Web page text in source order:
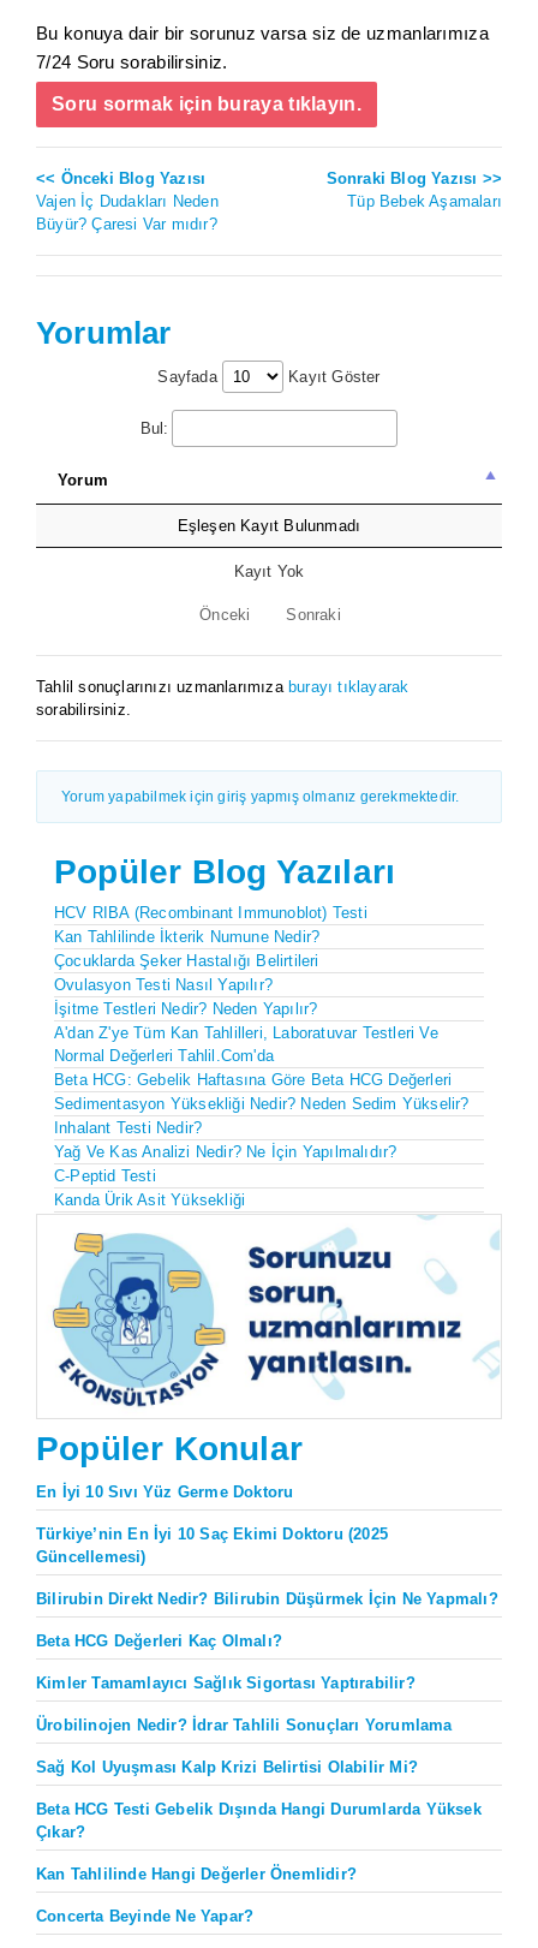
Bu konuya dair bir sorunuz varsa siz de uzmanlarımıza
7/24 Soru sorabilirsiniz.
Soru sormak için buraya tıklayın.
<< Önceki Blog Yazısı
Vajen İç Dudakları Neden
Büyür? Çaresi Var mıdır?
Sonraki Blog Yazısı >>
Tüp Bebek Aşamaları
Yorumlar
Sayfada Kayıt Göster
Bul:
Yorum
Eşleşen Kayıt Bulunmadı
Kayıt Yok
Önceki Sonraki
Tahlil sonuçlarınızı uzmanlarımıza burayı tıklayarak
sorabilirsiniz.
Yorum yapabilmek için giriş yapmış olmanız gerekmektedir.
Popüler Blog Yazıları
HCV RIBA (recombinant Immunoblot) Testi
Kan Tahlilinde İkterik Numune Nedir?
Çocuklarda Şeker Hastalığı Belirtileri
Ovulasyon Testi Nasıl Yapılır?
İşitme Testleri Nedir? Neden Yapılır?
A'dan Z'ye Tüm Kan Tahlilleri, Laboratuvar Testleri Ve
Normal Değerleri Tahlil.com'da
Beta HCG: Gebelik Haftasına Göre Beta HCG Değerleri
Sedimentasyon Yüksekliği Nedir? Neden Sedim Yükselir?
Inhalant Testi Nedir?
Yağ Ve Kas Analizi Nedir? Ne İçin Yapılmalıdır?
C-Peptid Testi
Kanda Ürik Asit Yüksekliği
Popüler Konular
En İyi 10 Sıvı Yüz Germe Doktoru
Türkiye’nin En İyi 10 Saç Ekimi Doktoru (2025
Güncellemesi)
Bilirubin Direkt Nedir? Bilirubin Düşürmek İçin Ne Yapmalı?
Beta HCG Değerleri Kaç Olmalı?
Kimler Tamamlayıcı Sağlık Sigortası Yaptırabilir?
Ürobilinojen Nedir? İdrar Tahlili Sonuçları Yorumlama
Sağ Kol Uyuşması Kalp Krizi Belirtisi Olabilir Mi?
Beta HCG Testi Gebelik Dışında Hangi Durumlarda Yüksek
Çıkar?
Kan Tahlilinde Hangi Değerler Önemlidir?
Concerta Beyinde Ne Yapar?